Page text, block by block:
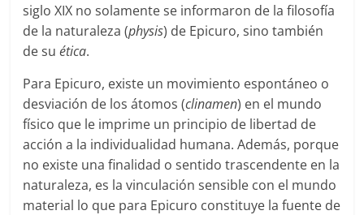
siglo XIX no solamente se informaron de la filosofía
de la naturaleza (physis) de Epicuro, sino también
de suética.
Para Epicuro, existe un movimiento espontáneo o
desviación de los átomos (clinamen) en el mundo
físico que le imprime un principio de libertad de
acción a la individualidad humana. Además, porque
no existe una finalidad o sentido trascendente en la
naturaleza, es la vinculación sensible con el mundo
material lo que para Epicuro constituye la fuente de